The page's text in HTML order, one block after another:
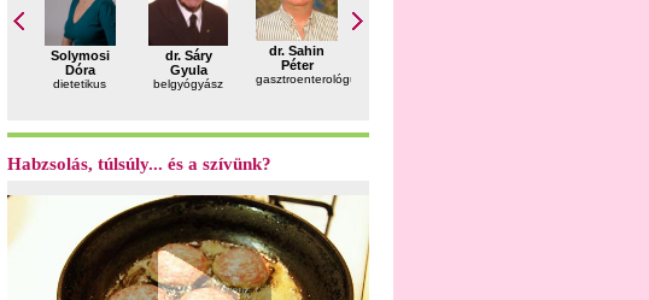
Solymosi
Dóra
dietetikus
dr. Sáry
Gyula
belgyógyász
dr. Sahin
Péter
gasztroenterológus
Habzsolás, túlsúly... és a szívünk?